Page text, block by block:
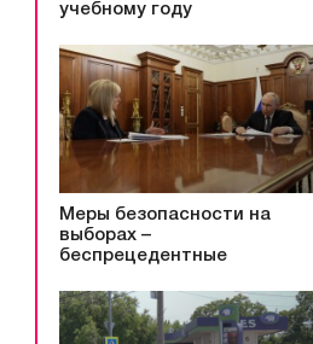
учебному году
Меры безопасности на
выборах –
беспрецедентные